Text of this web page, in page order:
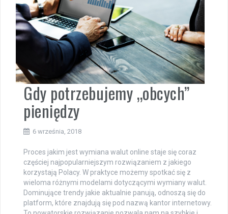
Gdy potrzebujemy „obcych”
pieniędzy
6 września, 2018
Proces jakim jest wymiana walut online staje się coraz
częściej najpopularniejszym rozwiązaniem z jakiego
korzystają Polacy. W praktyce możemy spotkać się z
wieloma różnymi modelami dotyczącymi wymiany walut.
Dominujące trendy jakie aktualnie panują, odnoszą się do
platform, które znajdują się pod nazwą kantor internetowy.